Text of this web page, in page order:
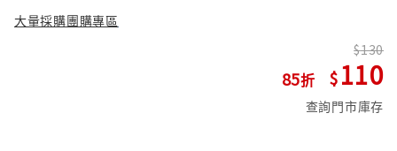
大量採購團購專區
85
130
110
查詢門市庫存